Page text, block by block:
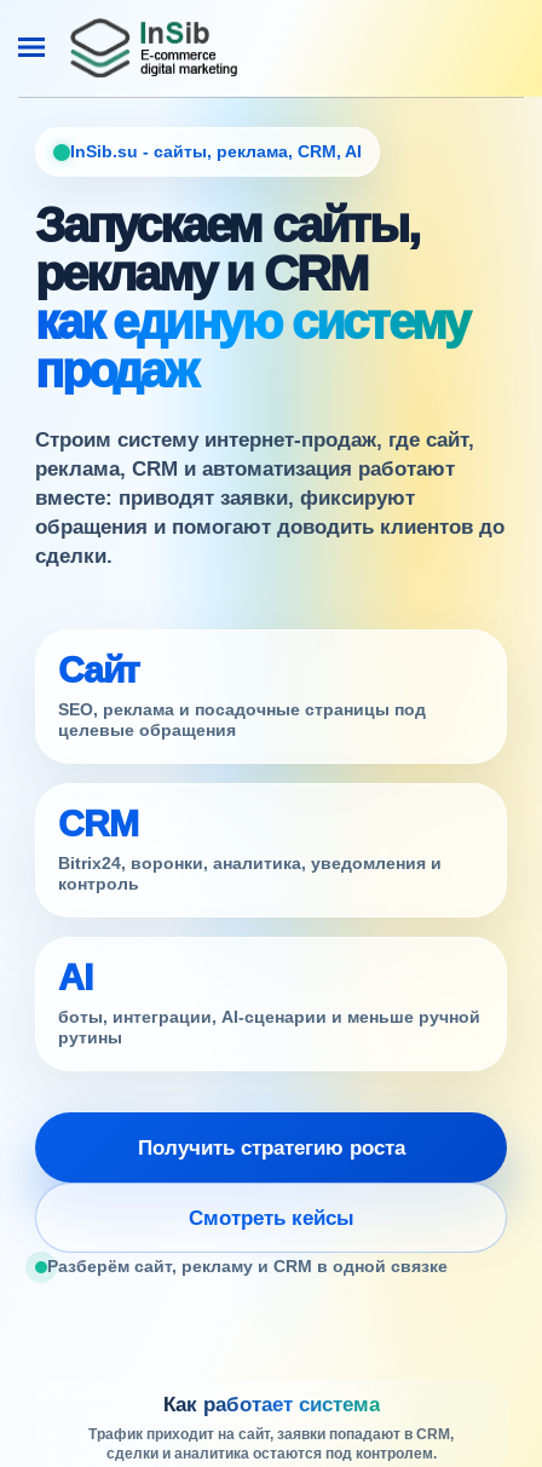
InSib.su - сайты, реклама, CRM, AI
Запускаем сайты,
рекламу и CRM
как единую систему
продаж
Строим систему интернет-продаж, где сайт,
реклама, CRM и автоматизация работают
вместе: приводят заявки, фиксируют
обращения и помогают доводить клиентов до
сделки.
Сайт
SEO, реклама и посадочные страницы под
целевые обращения
CRM
Bitrix24, воронки, аналитика, уведомления и
контроль
AI
боты, интеграции, AI-сценарии и меньше ручной
рутины
Получить стратегию роста
Смотреть кейсы
Разберём сайт, рекламу и CRM в одной связке
Как работает система
Трафик приходит на сайт, заявки попадают в CRM,
сделки и аналитика остаются под контролем.